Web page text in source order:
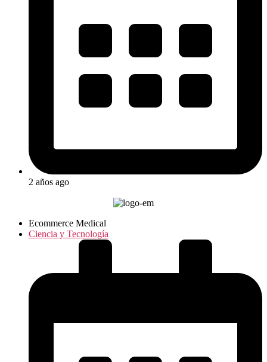
2 años ago
Ecommerce Medical
Ciencia y Tecnología